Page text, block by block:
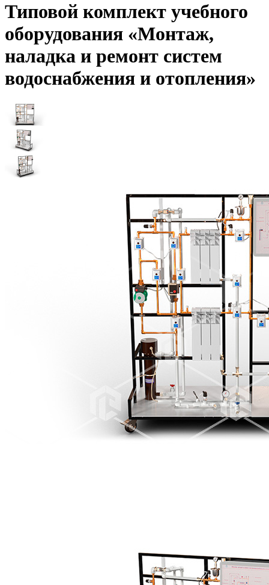
Типовой комплект учебного
оборудования «Монтаж,
наладка и ремонт систем
водоснабжения и отопления»